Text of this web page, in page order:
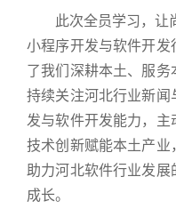
此次全员学习，让
小程序开发与软件开发
了我们深耕本土、服
持续关注河北行业新
发与软件开发能力，主
技术创新赋能本土产业
助力河北软件行业发
成长。